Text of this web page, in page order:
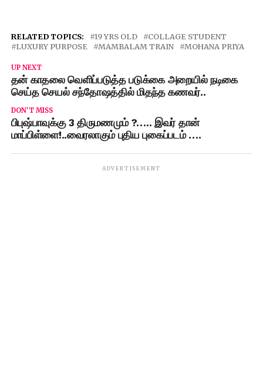
RELATED TOPICS: 19 YRS OLD
COLLAGE STUDENT
LUXURY PURPOSE
MAMBALAM TRAIN MOHANA PRIYA
UP NEXT
தன் காதலை வெளிப்படுத்த படுக்கை அறையில் நடிகை
செய்த செயல் சந்தோஷத்தில் மிதந்த கணவர்..
DON'T MISS
பிபுஷ்பாவுக்கு 3 திருமணமும் ?….. இவர் தான்
மாப்பிள்ளை!..வைரலாகும் புதிய புகைப்படம் ….
ADVERTISEMENT